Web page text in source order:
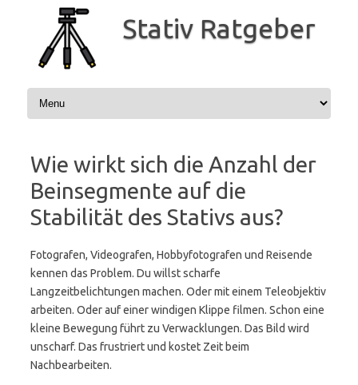
springen
Stativ Ratgeber
Wie wirkt sich die Anzahl der
Beinsegmente auf die
Stabilität des Stativs aus?
Fotografen, Videografen, Hobbyfotografen und Reisende
kennen das Problem. Du willst scharfe
Langzeitbelichtungen machen. Oder mit einem Teleobjektiv
arbeiten. Oder auf einer windigen Klippe filmen. Schon eine
kleine Bewegung führt zu Verwacklungen. Das Bild wird
unscharf. Das frustriert und kostet Zeit beim
Nachbearbeiten.